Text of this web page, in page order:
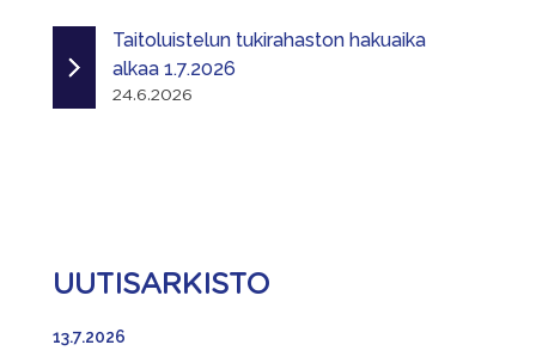
Taitoluistelun tukirahaston hakuaika
alkaa 1.7.2026
24.6.2026
UUTISARKISTO
13.7.2026